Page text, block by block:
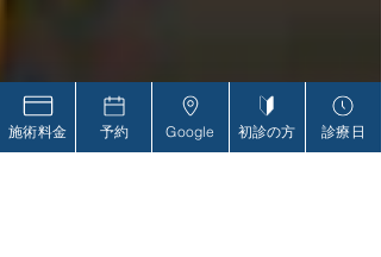
施術料金 予約 Google 初診の方 診療日